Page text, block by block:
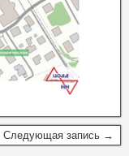
Следующая запись →